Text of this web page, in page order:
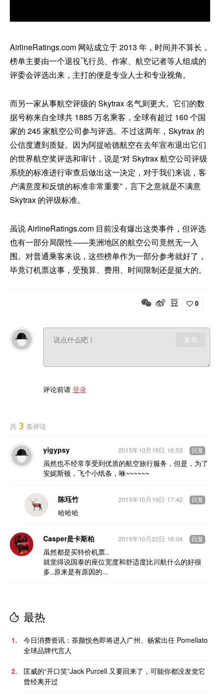
AirlineRatings.com 网站成立于 2013 年，时间并不算长，
榜单主要由一个退役飞行员、作家、航空记者等人组成的
评委会评选出来，主打的便是专业人士和专业视角。
而另一家从事航空评级的 Skytrax 名气则更大。它们的数
据号称来自全球共 1885 万名乘客，全球有超过 160 个国
家的 245 家航空公司参与评选。不过这两年，Skytrax 的
公信度遭到质疑。因为阿提哈德航空在去年宣布退出它们
的世界航空奖评选和审计，说是“对 Skytrax 航空公司评级
系统的标准进行审查后做出这一决定，对于我们来说，客
户满意度和反馈的标准非常重要”，言下之意就是不满意
Skytrax 的评级标准。
虽说 AirlineRatings.com 目前没有爆出这类事件，但评选
也有一部分局限性——美洲地区的航空公司竟然无一入
围。对普通乘客来说，这些榜单作为一部分参考就好了，
毕竟订机票这事，受预算、费用、时间限制还是挺大的。
0
发布
评论前请 登录
共 3 条评论
yigypsy
虽然也不经常享受到优质的航空旅行服务，但是，为了
安妮斯顿，飞个小纸条，咻~~~~~~
2015年10月19日 16:53 回复
陈珏竹
哈哈哈
2015年10月19日 17:42 回复
Casper是卡斯柏
虽然都是买特价机票..
就觉得说国泰的座位宽度和舒适度比川航什么的好很
多..原来是有原因的...
2015年10月22日 16:04 回复
最热
1.
今日消费资讯：茶颜悦色即将进入广州、杨紫出任 Pomellato
全球品牌代言人
2.
匡威的“开口笑”Jack Purcell 又要回来了，可能你都没发觉它
曾经离开过